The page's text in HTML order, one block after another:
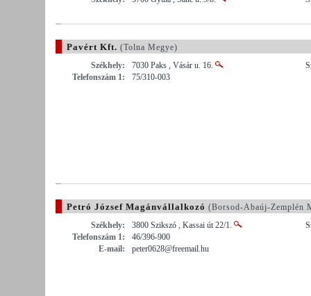
Pavért Kft. (Tolna Megye)
Székhely:
7030 Paks , Vásár u. 16.
Telefonszám 1:
75/310-003
Petró József Magánvállalkozó (Borsod-Abaúj-Zemplén
Székhely:
3800 Szikszó , Kassai út 22/1.
Telefonszám 1:
46/396-900
E-mail:
peter0628@freemail.hu